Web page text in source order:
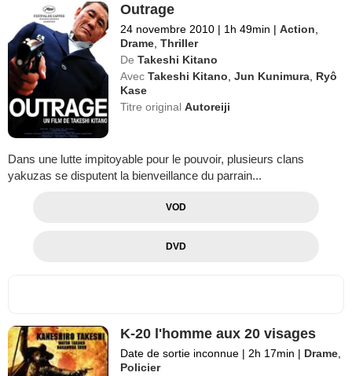
Outrage
24 novembre 2010 | 1h 49min | Action
Drame ,Thriller
De Takeshi Kitano
Avec Takeshi Kitano ,Jun Kunimura Ryô
Kase
Titre originalAutoreiji
Dans une lutte impitoyable pour le pouvoir, plusieurs clans
yakuzas se disputent la bienveillance du parrain...
VOD
DVD
K-20 l'homme aux 20 visages
Date de sortie inconnue | 2h 17min | Drame
Policier